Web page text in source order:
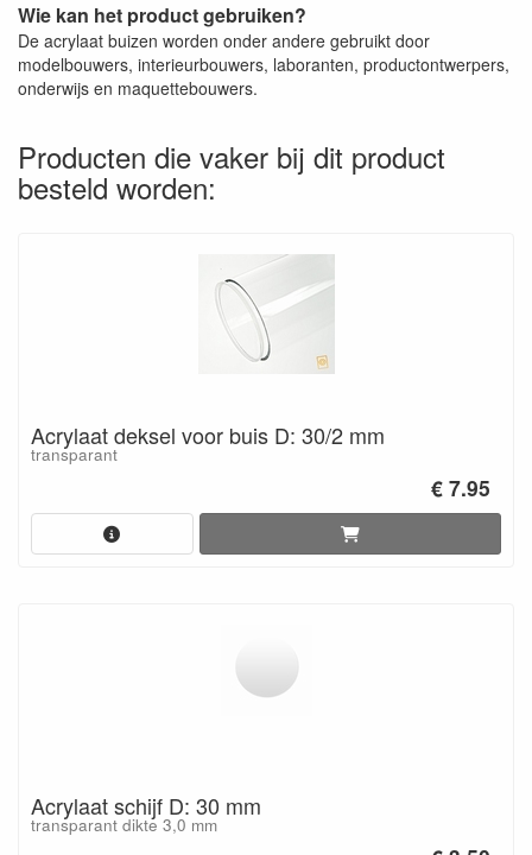
Wie kan het product gebruiken?
De acrylaat buizen worden onder andere gebruikt door
modelbouwers, interieurbouwers, laboranten, productontwerpers,
onderwijs en maquettebouwers.
Producten die vaker bij dit product
besteld worden:
Acrylaat deksel voor buis D: 30/2 mm
transparant
€ 7.95
Acrylaat schijf D: 30 mm
transparant dikte 3,0 mm